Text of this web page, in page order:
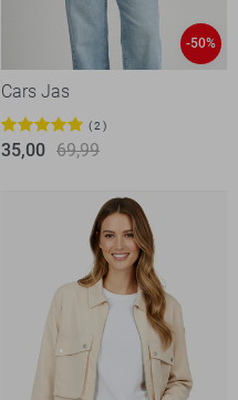
-50%
Cars Jas
2
35,00 69,99